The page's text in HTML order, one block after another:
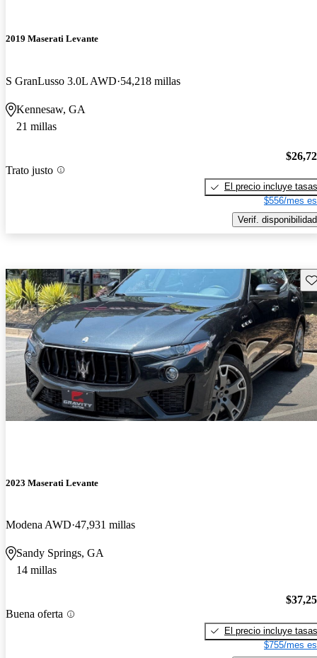
2019 Maserati Levante
S GranLusso 3.0L AWD 54,218 millas
Kennesaw, GA
21 millas
Trato justo
El precio incluye tasas
$556/mes
Verif. disponibilidad
2023 Maserati Levante
Modena AWD 47,931 millas
Sandy Springs, GA
14 millas
Buena oferta
El precio incluye tasas
$755/mes